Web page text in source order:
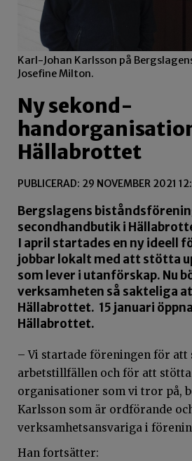
Karl-Johan Karlsson på
Josefine Milton.
Ny sekond-
Hällabrottet
PUBLICERAD: 29 NOVEMBER 2021
Bergslagens
secondhandbutik i
I april startades en ny ideell
jobbar lokalt med att stötta
som lever i utanförskap. Nu
verksamheten så sakteliga
Hällabrottet. 15 januari
Hällabrottet.
– Vi startade föreningen för att
arbetstillfällen och för att stötta
organisationer som vi tror på,
Karlsson som är ordförande
verksamhetsansvariga i
Han fortsätter: